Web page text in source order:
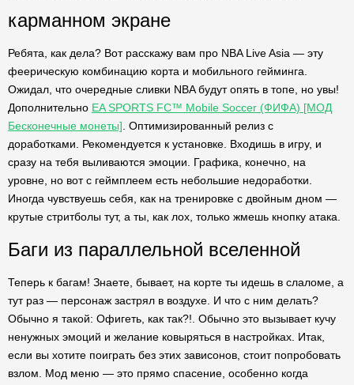
карманном экране
Ребята, как дела? Вот расскажу вам про NBA Live Asia — эту
феерическую комбинацию корта и мобильного гейминга.
Ожидал, что очередные сливки NBA будут опять в топе, но увы!
Дополнительно EA SPORTS FC™ Mobile Soccer (ФИФА) [МОД
Бесконечные монеты] . Оптимизированный релиз с
доработками. Рекомендуется к установке. Входишь в игру, и
сразу на тебя выливаются эмоции. Графика, конечно, на
уровне, но вот с геймплеем есть небольшие недоработки.
Иногда чувствуешь себя, как на тренировке с двойным дном —
крутые стритболы тут, а ты, как лох, только жмешь кнопку атака.
Баги из параллельной вселенной
Теперь к багам! Знаете, бывает, на корте ты идешь в слаломе, а
тут раз — персонаж застрял в воздухе. И что с ним делать?
Обычно я такой: Офигеть, как так?!. Обычно это вызывает кучу
ненужных эмоций и желание ковыряться в настройках. Итак,
если вы хотите поиграть без этих зависонов, стоит попробовать
взлом. Мод меню — это прямо спасение, особенно когда